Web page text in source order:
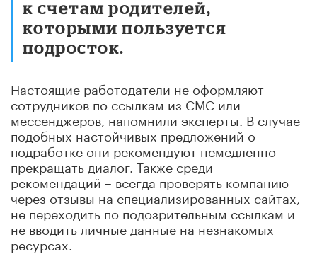
к счетам родителей,
которыми пользуется
подросток.
Настоящие работодатели не оформляют
сотрудников по ссылкам из СМС или
мессенджеров, напомнили эксперты. В случае
подобных настойчивых предложений о
подработке они рекомендуют немедленно
прекращать диалог. Также среди
рекомендаций – всегда проверять компанию
через отзывы на специализированных сайтах,
не переходить по подозрительным ссылкам и
не вводить личные данные на незнакомых
ресурсах.